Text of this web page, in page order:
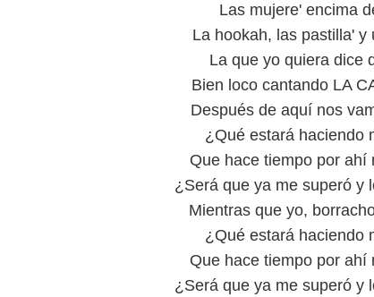
Las mujere' encima
La hookah, las pastilla' y
La que yo quiera dice
Bien loco cantando LA
Después de aquí nos
¿Qué estará haciendo
Que hace tiempo por ahí
¿Será que ya me superó y
Mientras que yo,
¿Qué estará haciendo
Que hace tiempo por ahí
¿Será que ya me superó y